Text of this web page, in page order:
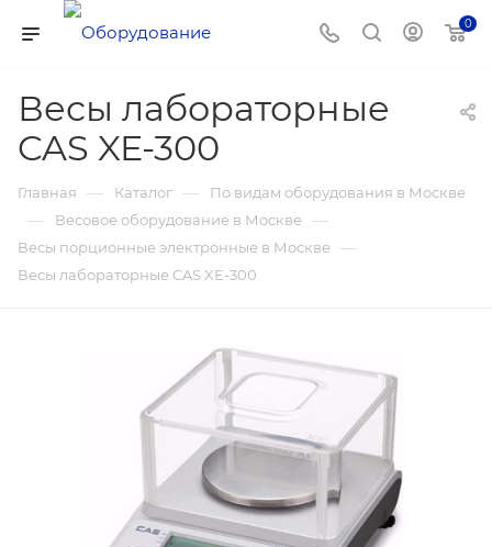
0
Весы лабораторные
CAS XE-300
Главная — Каталог — По видам оборудования в Москве
— Весовое оборудование в Москве —
Весы порционные электронные в Москве —
Весы лабораторные CAS XE-300